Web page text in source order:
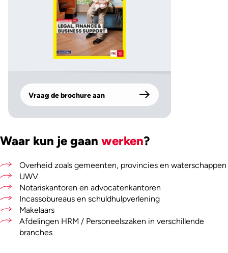
Vraag de brochure aan
Waar kun je gaan werken?
Overheid zoals gemeenten, provincies en waterschappen
UWV
Notariskantoren en advocatenkantoren
Incassobureaus en schuldhulpverlening
Makelaars
Afdelingen HRM / Personeelszaken in verschillende
branches